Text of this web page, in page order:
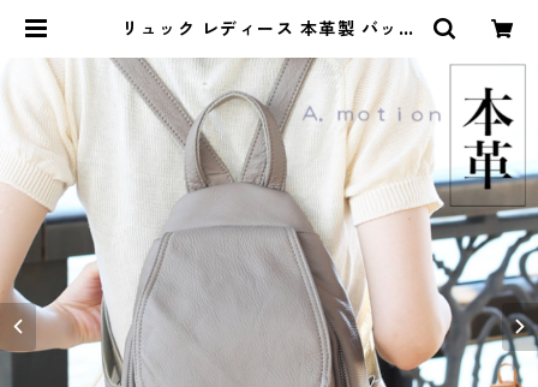
リュック レディース 本革製 バッグ
ク ママリュック ママバッグ おしゃ
れ かわいい 30代 40代 50代 6622
00 | isa ONLINE STORE / アイサ
公式オンラインストア